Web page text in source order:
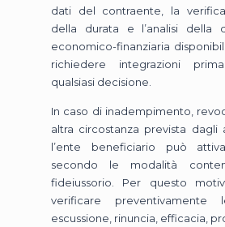
dati del contraente, la
della durata e l’analisi della
economico-finanziaria
richiedere integrazioni
qualsiasi decisione.
In caso di inadempimento,
altra circostanza prevista dagli
l’ente beneficiario può
secondo le modalità
fideiussorio. Per questo
verificare
escussione, rinuncia, efficacia,